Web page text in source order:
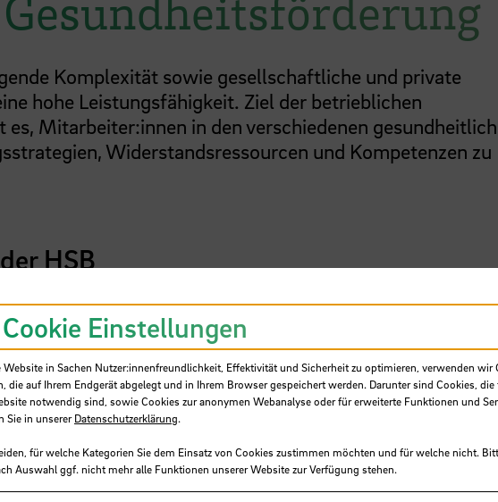
Komplexität sowie gesellschaftliche und private
hohe Leistungsfähigkeit. Ziel der betrieblichen
es, Mitarbeiter:innen in den verschiedenen
Widerstandsressourcen und Kompetenzen zu
HSB
an weiteren Gesundheitsthemen oder Fragen? Dann
oder nutzen Sie dasFormular
psychische Gesundheit
ein international anerkanntes und bereits an vielen
das dabei hilft, erste Anzeichen und
Einstellungen
Website in Sachen Nutzer:innenfreundlichkeit, Effektivität und Sicherheit zu optimieren, verwenden wir
die auf Ihrem Endgerät abgelegt und in Ihrem Browser gespeichert werden. Darunter sind Cookies,
notwendig sind, sowie Cookies zur anonymen Webanalyse oder für erweiterte Funktionen und
Sie in unsererDatenschutzerklärung.
für welche Kategorien Sie dem Einsatz von Cookies zustimmen möchten und für welche nicht.
Auswahl ggf. nicht mehr alle Funktionen unserer Website zur Verfügung stehen.